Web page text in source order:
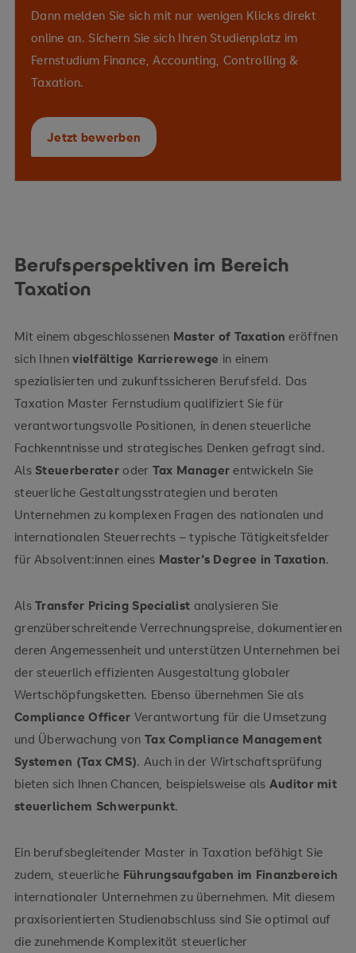
Selbstkompetenz
Organisationsformen
grenzüberschreitender Wirtschaftstätigkeiten
Doppelbesteuerungsabkommen
Tax Compliance-
Instrumenten
Kooperationskompetenzen
Beauftragten
Tax
Compliance
Dann melden Sie sich mit nur wenigen Klicks direkt
online an. Sichern Sie sich Ihren Studienplatz im
Fernstudium Finance, Accounting, Controlling &
Taxation.
Jetzt bewerben
Berufsperspektiven im Bereich
Taxation
Mit einem abgeschlossenen Master of Taxation eröffnen
sich Ihnenvielfältige Karrierewege in einem
spezialisierten und zukunftssicheren Berufsfeld. Das
Taxation Master Fernstudium qualifiziert Sie für
verantwortungsvolle Positionen, in denen steuerliche
Fachkenntnisse und strategisches Denken gefragt sind.
Als Steuerberater oder Tax Manager entwickeln Sie
steuerliche Gestaltungsstrategien und beraten
Unternehmen zu komplexen Fragen des nationalen und
internationalen Steuerrechts – typische Tätigkeitsfelder
für Absolvent:innen eines Master's Degree in Taxation.
AlsTransfer Pricing Specialist analysieren Sie
grenzüberschreitende Verrechnungspreise, dokumentieren
deren Angemessenheit und unterstützen Unternehmen bei
der steuerlich effizienten Ausgestaltung globaler
Wertschöpfungsketten. Ebenso übernehmen Sie als
Compliance Officer Verantwortung für die Umsetzung
und Überwachung von Tax Compliance Management
Systemen (Tax CMS). Auch in der Wirtschaftsprüfung
bieten sich Ihnen Chancen, beispielsweise als Auditor mit
steuerlichem Schwerpunkt.
Ein berufsbegleitender Master in Taxation befähigt Sie
zudem, steuerliche Führungsaufgaben im Finanzbereich
internationaler Unternehmen zu übernehmen. Mit diesem
praxisorientierten Studienabschluss sind Sie optimal auf
die zunehmende Komplexität steuerlicher